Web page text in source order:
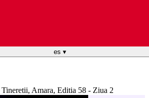
es ▾
Amara, Editia 58 - Ziua 2